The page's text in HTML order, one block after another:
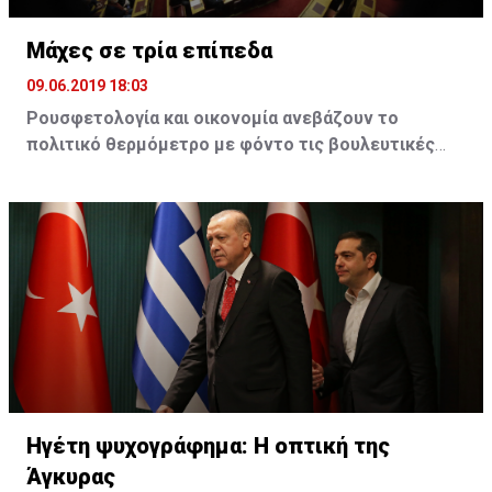
Μάχες σε τρία επίπεδα
09.06.2019 18:03
Ρουσφετολογία και οικονομία ανεβάζουν το
πολιτικό θερμόμετρο με φόντο τις βουλευτικές
Τσίπρας και Μητσοτάκης παίζουν τα ρέστα τους, σε
μια προσπάθεια να αυξήσουν την εκλογική τους
δύναμη. Στο ΚΙΝΑΛ η ρήξη Γεννηματά - Βενιζέλου
προκαλεί τριγμούς. Βαρουφάκης και Βελόπουλος
δίνουν μάχη για να μπουν στη βουλή
Η μεγάλη νίκη στις ευρωεκλογές για τη Νέα
Δημοκρατία έχει πλέον μεταφέρει τη συζήτηση
στον αν το κόμμα της αξιωματικής αντιπολίτευσης
θα καταφέρει την αυτοδυναμία στις εκλογές της
7ης Ιουλίου
Ηγέτη ψυχογράφημα: Η οπτική της
Άγκυρας